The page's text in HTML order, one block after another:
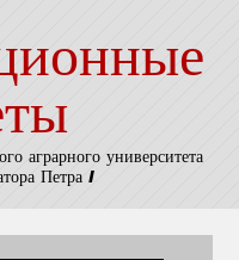
аграрного университета
Петра I